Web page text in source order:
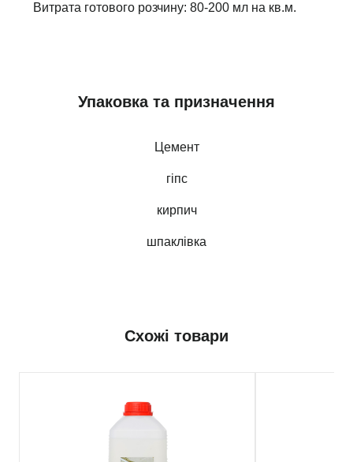
Витрата готового розчину: 80-200 мл на кв.м.
Упаковка та призначення
Цемент
гіпс
кирпич
шпаклівка
Схожі товари